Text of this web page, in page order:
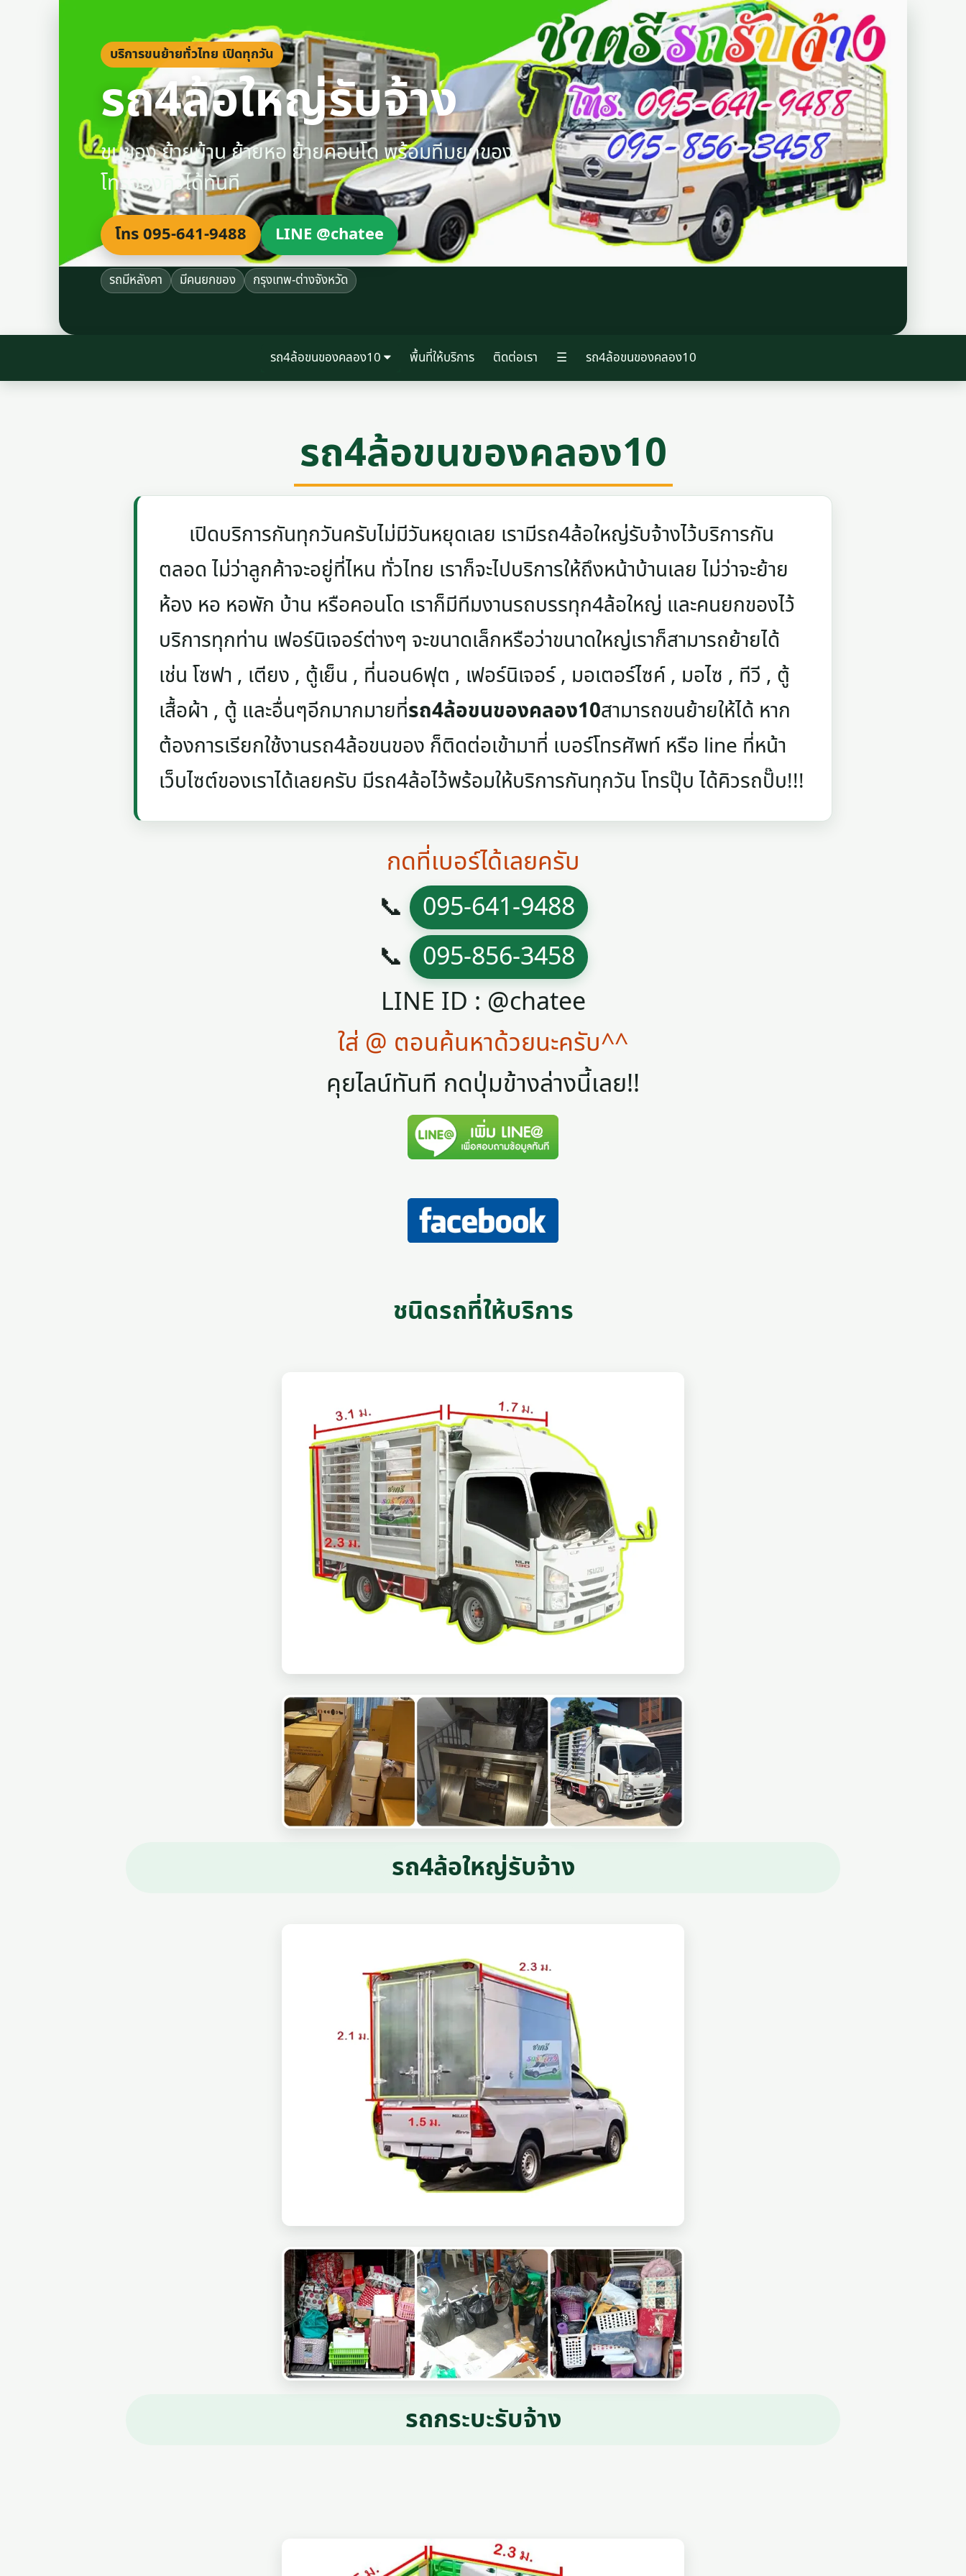
บริการขนย้ายทั่วไทย เปิดทุกวัน
รถ4ล้อใหญ่รับจ้าง
ขนของ ย้ายบ้าน ย้ายหอ ย้ายคอนโด พร้อมทีมยกของ
โทรจองคิวได้ทันที
โทร 095-641-9488 LINE @chatee
รถมีหลังคา มีคนยกของ กรุงเทพ-ต่างจังหวัด
รถ4ล้อขนของคลอง10 พื้นที่ให้บริการ ติดต่อเรา ☰ รถ4ล้อขนของคลอง10
รถ4ล้อขนของคลอง10
เปิดบริการกันทุกวันครับไม่มีวันหยุดเลย เรามีรถ4ล้อใหญ่รับจ้างไว้บริการกัน
ตลอด ไม่ว่าลูกค้าจะอยู่ที่ไหน ทั่วไทย เราก็จะไปบริการให้ถึงหน้าบ้านเลย ไม่ว่าจะย้าย
ห้อง หอ หอพัก บ้าน หรือคอนโด เราก็มีทีมงานรถบรรทุก4ล้อใหญ่ และคนยกของไว้
บริการทุกท่าน เฟอร์นิเจอร์ต่างๆ จะขนาดเล็กหรือว่าขนาดใหญ่เราก็สามารถย้ายได้
เช่น โซฟา , เตียง , ตู้เย็น , ที่นอน6ฟุต , เฟอร์นิเจอร์ , มอเตอร์ไซค์ , มอไซ , ทีวี , ตู้
เสื้อผ้า , ตู้ และอื่นๆอีกมากมายที่รถ4ล้อขนของคลอง10สามารถขนย้ายให้ได้ หาก
ต้องการเรียกใช้งานรถ4ล้อขนของ ก็ติดต่อเข้ามาที่ เบอร์โทรศัพท์ หรือ line ที่หน้า
เว็บไซต์ของเราได้เลยครับ มีรถ4ล้อไว้พร้อมให้บริการกันทุกวัน โทรปุ๊บ ได้คิวรถปั๊บ!!!
กดที่เบอร์ได้เลยครับ
📞
095-641-9488
📞
095-856-3458
LINE ID : @chatee
ใส่ @ ตอนค้นหาด้วยนะครับ^^
คุยไลน์ทันที กดปุ่มข้างล่างนี้เลย!!
ชนิดรถที่ให้บริการ
รถ4ล้อใหญ่รับจ้าง
รถกระบะรับจ้าง